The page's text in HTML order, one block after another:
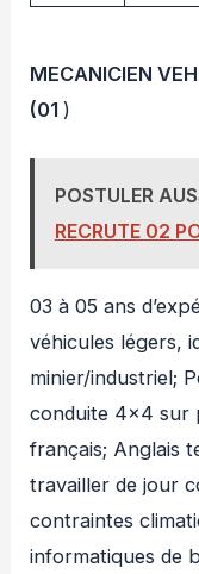
MECANICIEN
(01)
POSTULER
RECRUTE 02
03 à 05 ans
véhicules légers,
minier/industriel;
conduite 4×4 sur
français; Anglais
travailler de jour
contraintes
informatiques de